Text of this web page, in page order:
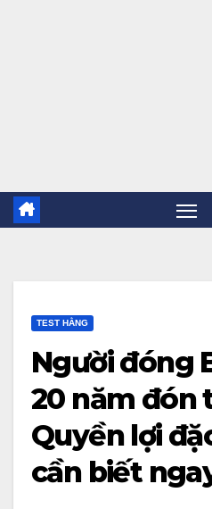
TEST HẰNG
Người đóng
20 năm đón
Quyền lợi
cần biết